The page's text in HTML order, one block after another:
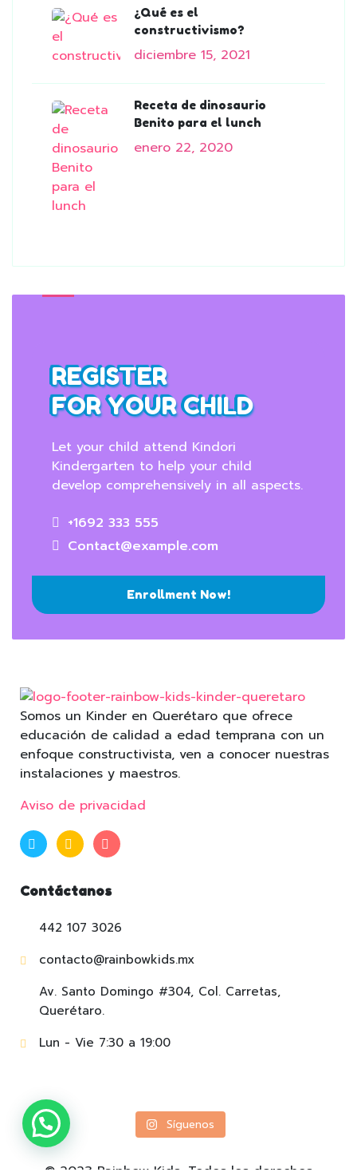
¿Qué es el
constructivismo?
diciembre 15, 2021
Receta de dinosaurio
Benito para el lunch
enero 22, 2020
REGISTER
FOR YOUR CHILD
Let your child attend Kindori
Kindergarten to help your child
develop comprehensively in all aspects.
+1692 333 555
Contact@example.com
Enrollment Now!
Somos un Kinder en Querétaro que ofrece
educación de calidad a edad temprana con un
enfoque constructivista, ven a conocer nuestras
instalaciones y maestros.
Aviso de privacidad
Contáctanos
442 107 3026
contacto@rainbowkids.mx
Av. Santo Domingo #304, Col. Carretas,
Querétaro.
Lun - Vie 7:30 a 19:00
Síguenos
© 2023 Rainbow Kids, Todos los derechos